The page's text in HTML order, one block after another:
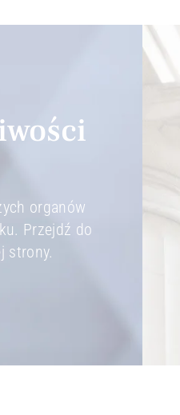
organów
Przejdź do
strony.